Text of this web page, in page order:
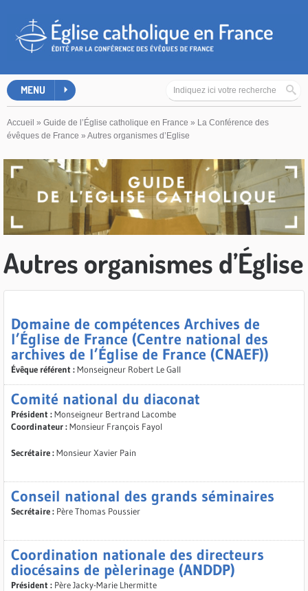
MENU
Accueil » Guide de l’Église catholique en France » La Conférence des
évêques de France » Autres organismes d’Eglise
Autres organismes d’Église
Domaine de compétences Archives de
l’Église de France (Centre national des
archives de l’Église de France (CNAEF))
Évêque référent :Monseigneur Robert Le Gall
Comité national du diaconat
Président :Monseigneur Bertrand Lacombe
Coordinateur :Monsieur François Fayol
Secrétaire :Monsieur Xavier Pain
Conseil national des grands séminaires
Secrétaire : Père Thomas Poussier
Coordination nationale des directeurs
diocésains de pèlerinage (ANDDP)
Président : Père Jacky-Marie Lhermitte